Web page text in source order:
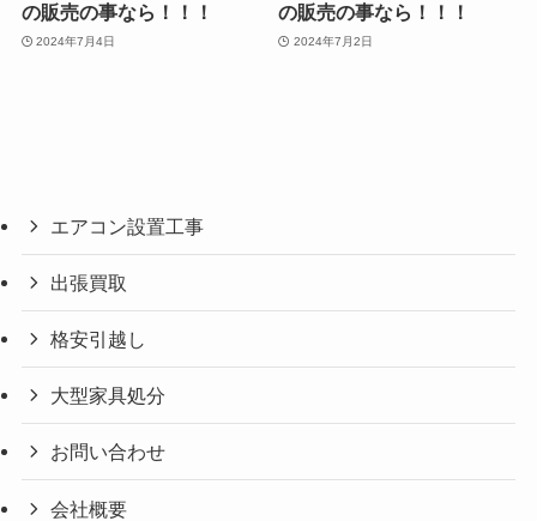
の販売の事なら！！！
2024年7月4日
の販売の事なら！！！
2024年7月2日
エアコン設置工事
出張買取
格安引越し
大型家具処分
お問い合わせ
会社概要